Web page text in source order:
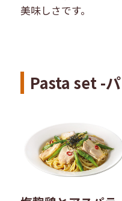
美味しさです。
Pasta set -